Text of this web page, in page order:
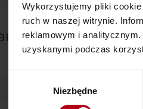
Wykorzystujemy pliki
ruch w naszej witrynie.
reklamowym i
uzyskanymi podczas
Niezbędne